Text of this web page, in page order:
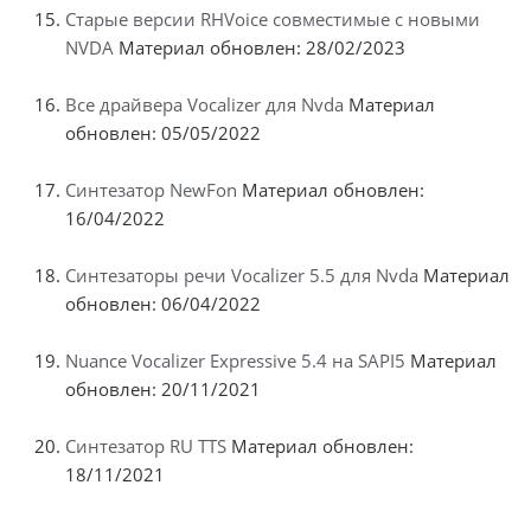
Старые версии RHVoice совместимые с новыми
NVDA Материал обновлен: 28/02/2023
Все драйвера Vocalizer для Nvda Материал
обновлен: 05/05/2022
Синтезатор NewFon Материал обновлен:
16/04/2022
Синтезаторы речи Vocalizer 5.5 для Nvda Материал
обновлен: 06/04/2022
Nuance Vocalizer Expressive 5.4 на SAPI5 Материал
обновлен: 20/11/2021
Синтезатор RU TTS Материал обновлен:
18/11/2021